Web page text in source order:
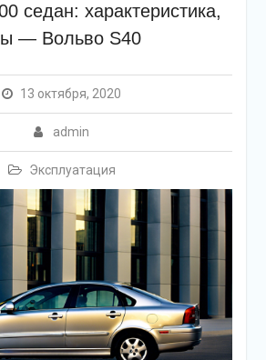
седан: характеристика,
— Вольво S40
13 октября, 2020
admin
Эксплуатация